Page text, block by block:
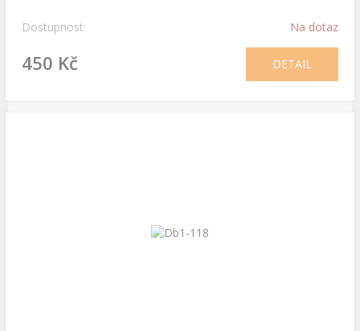
Dostupnost: Na dotaz
450 Kč DETAIL